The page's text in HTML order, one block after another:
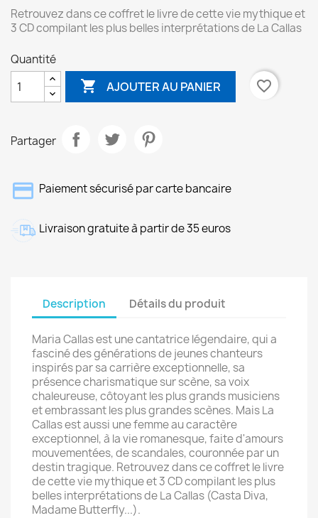
Retrouvez dans ce coffret le livre de cette vie mythique et
3 CD compilant les plus belles interprétations de La Callas
Quantité
 AJOUTER AU PANIER favorite_border
Partager
Paiement sécurisé par carte bancaire
Livraison gratuite à partir de 35 euros
Description Détails du produit
Maria Callas est une cantatrice légendaire, qui a
fasciné des générations de jeunes chanteurs
inspirés par sa carrière exceptionnelle, sa
présence charismatique sur scène, sa voix
chaleureuse, côtoyant les plus grands musiciens
et embrassant les plus grandes scènes. Mais La
Callas est aussi une femme au caractère
exceptionnel, à la vie romanesque, faite d'amours
mouvementées, de scandales, couronnée par un
destin tragique. Retrouvez dans ce coffret le livre
de cette vie mythique et 3 CD compilant les plus
belles interprétations de La Callas (Casta Diva,
Madame Butterfly...).